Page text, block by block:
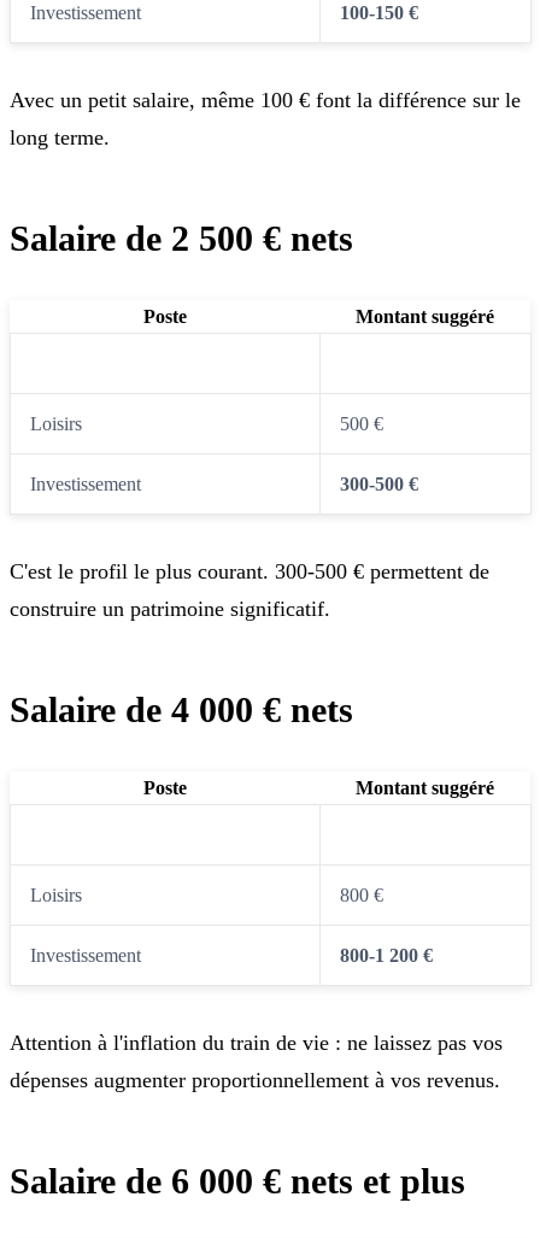
Investissement 100-150 €
Avec un petit salaire, même 100 € font la différence sur le
long terme.
Salaire de 2 500 € nets
Poste Montant suggéré
Loisirs 500 €
Investissement 300-500 €
C'est le profil le plus courant. 300-500 € permettent de
construire un patrimoine significatif.
Salaire de 4 000 € nets
Poste Montant suggéré
Loisirs 800 €
Investissement 800-1 200 €
Attention à l'inflation du train de vie : ne laissez pas vos
dépenses augmenter proportionnellement à vos revenus.
Salaire de 6 000 € nets et plus